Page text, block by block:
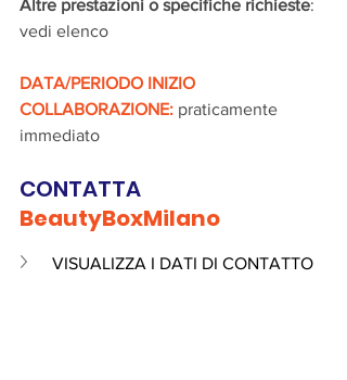
Altre prestazioni o specifiche richieste:
vedi elenco
DATA/PERIODO INIZIO
COLLABORAZIONE: praticamente
immediato
CONTATTA
BeautyBoxMilano
VISUALIZZA I DATI DI CONTATTO